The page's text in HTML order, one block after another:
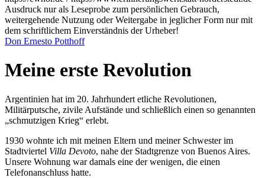
Ausdruck nur als Leseprobe zum persönlichen Gebrauch,
weitergehende Nutzung oder Weitergabe in jeglicher Form nur mit
dem schriftlichem Einverständnis der Urheber!
Don Ernesto Potthoff
Meine erste Revolution
Argentinien hat im 20. Jahrhundert etliche Revolutionen,
Militärputsche, zivile Aufstände und schließlich einen so genannten
schmutzigen Krieg
erlebt.
1930 wohnte ich mit meinen Eltern und meiner Schwester im
Stadtviertel Villa Devoto, nahe der Stadtgrenze von Buenos Aires.
Unsere Wohnung war damals eine der wenigen, die einen
Telefonanschluss hatte.